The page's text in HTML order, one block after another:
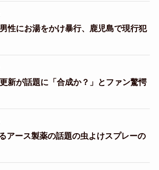
性にお湯をかけ暴行、鹿児島で現行犯
新が話題に「合成か？」とファン驚愕
アース製薬の話題の虫よけスプレーの